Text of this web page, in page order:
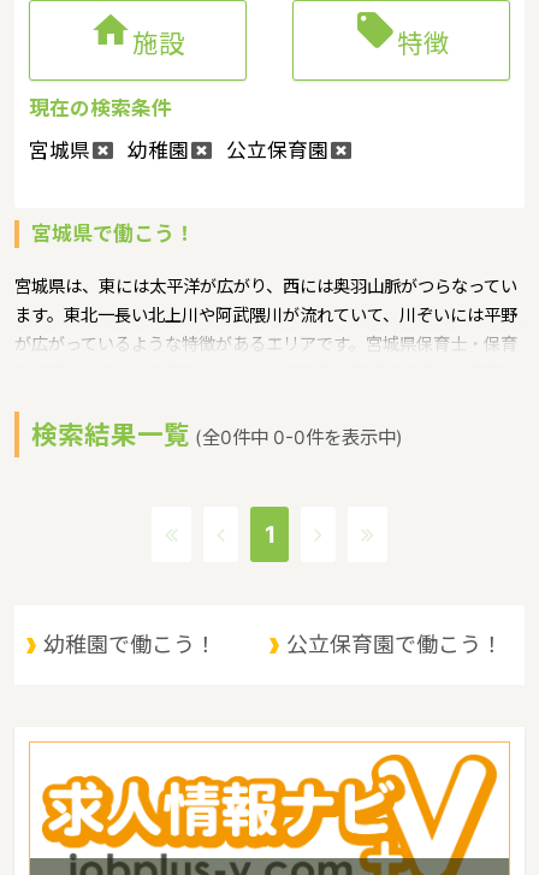
施設 特徴
現在の検索条件
宮城県
幼稚園 公立保育園
宮城県で働こう！
宮城県は、東には太平洋が広がり、西には奥羽山脈がつらなってい
ます。東北一長い北上川や阿武隈川が流れていて、川ぞいには平野
が広がっているような特徴があるエリアです。宮城県保育士・保育
城県の政令指定都市は仙台市、人口は2,318,675人（平成29年度時
点）です。宮城県内には、保育所や保育施設が490施設あり、保育
仙石線・JR仙山線・JR陸羽東線・JR石巻線・JR大船渡線・JR気仙
月賃貸住宅 D-room調べ）
検索結果一覧 (全0件中 0-0件を表示中)
1
幼稚園で働こう！ 公立保育園で働こう！